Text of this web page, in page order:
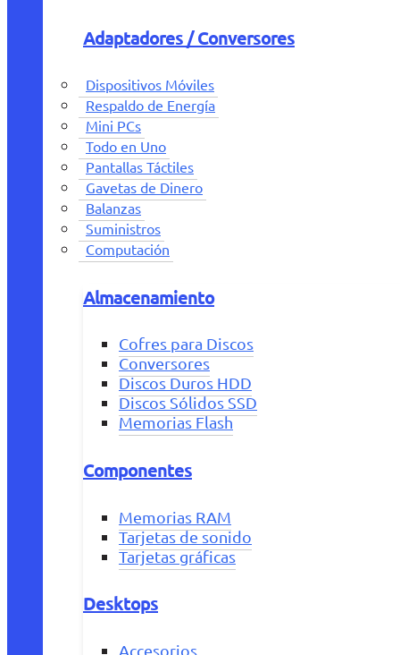
Adaptadores / Conversores
Dispositivos Móviles
Respaldo de Energía
Mini PCs
Todo en Uno
Pantallas Táctiles
Gavetas de Dinero
Balanzas
Suministros
Computación
Almacenamiento
Cofres para Discos
Conversores
Discos Duros HDD
Discos Sólidos SSD
Memorias Flash
Componentes
Memorias RAM
Tarjetas de sonido
Tarjetas gráficas
Desktops
Accesorios